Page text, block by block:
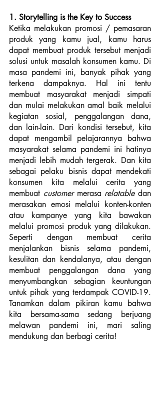
1. Storytelling is the Key to Success
Ketika melakukan promosi / pemasaran
produk yang kamu jual, kamu harus
dapat membuat produk tersebut menjadi
solusi untuk masalah konsumen kamu. Di
masa pandemi ini, banyak pihak yang
terkena dampaknya. Hal ini tentu
membuat masyarakat menjadi simpati
dan mulai melakukan amal baik melalui
kegiatan sosial, penggalangan dana,
dan lain-lain. Dari kondisi tersebut, kita
dapat mengambil pelajarannya bahwa
masyarakat selama pandemi ini hatinya
menjadi lebih mudah tergerak. Dan kita
sebagai pelaku bisnis dapat mendekati
konsumen kita melalui cerita yang
membuat customer merasa relatable dan
merasakan emosi melalui konten-konten
atau kampanye yang kita bawakan
melalui promosi produk yang dilakukan.
Seperti dengan membuat cerita
menjalankan bisnis selama pandemi,
kesulitan dan kendalanya, atau dengan
membuat penggalangan dana yang
menyumbangkan sebagian keuntungan
untuk pihak yang terdampak COVID-19.
Tanamkan dalam pikiran kamu bahwa
kita bersama-sama sedang berjuang
melawan pandemi ini, mari saling
mendukung dan berbagi cerita!